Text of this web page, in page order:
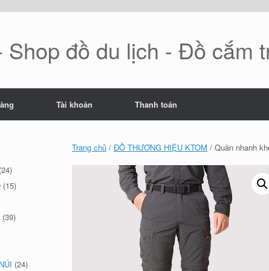
Shop đồ du lịch - Đồ cắm
Tài khoản Thanh toán
Trang chủ /ĐỒ THƯƠNG HIỆU KTOM / Quần nhanh
(24)
(15)
(39)
(24)